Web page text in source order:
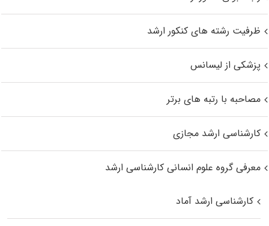
ظرفیت رشته های کنکور ارشد
پزشکی از لیسانس
مصاحبه با رتبه های برتر
کارشناسی ارشد مجازی
معرفی گروه علوم انسانی کارشناسی ارشد
کارشناسی ارشد آماد